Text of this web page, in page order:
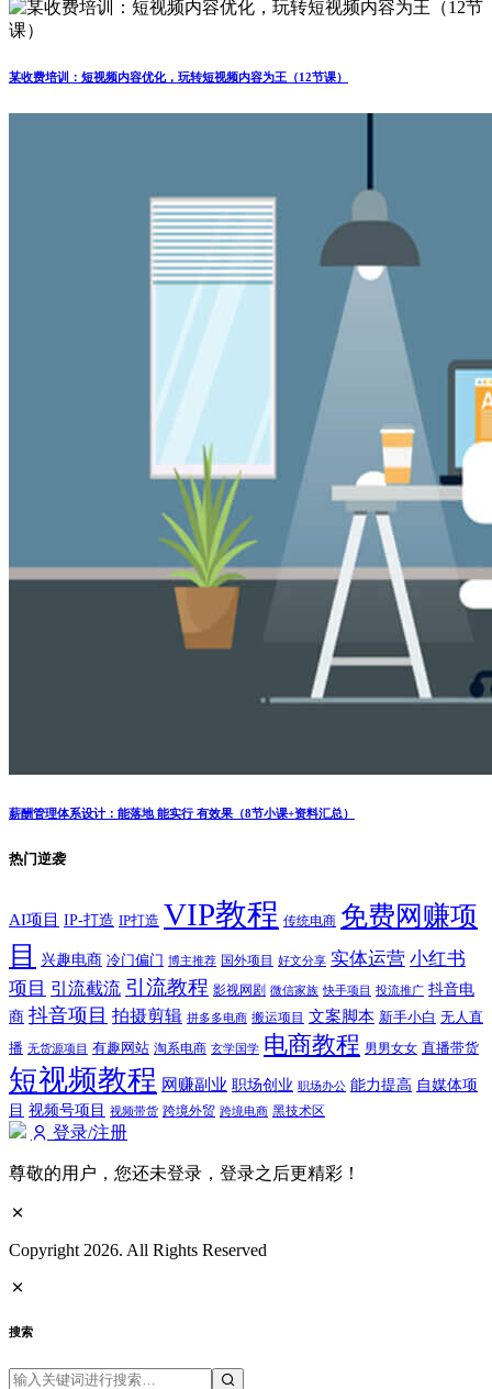
某收费培训：短视频内容优化，玩转短视频内容为王（12节课）
薪酬管理体系设计：能落地 能实行 有效果（8节小课+资料汇总）
热门逆袭
AI项目 IP-打造 IP打造 VIP教程 传统电商 免费网赚项
目
兴趣电商 冷门偏门 博主推荐 国外项目 好文分享 实体运营 小红书
项目 引流截流 引流教程 影视网剧 微信家族 快手项目 投流推广 抖音电
商 抖音项目 拍摄剪辑 拼多多电商 搬运项目 文案脚本 新手小白 无人直
播 无货源项目 有趣网站 淘系电商 玄学国学 电商教程 男男女女 直播带货
短视频教程 网赚副业 职场创业 职场办公 能力提高 自媒体项
目 视频号项目 视频带货 跨境外贸 跨境电商 黑技术区
登录/注册
尊敬的用户，您还未登录，登录之后更精彩！
Copyright 2026. All Rights Reserved
搜索